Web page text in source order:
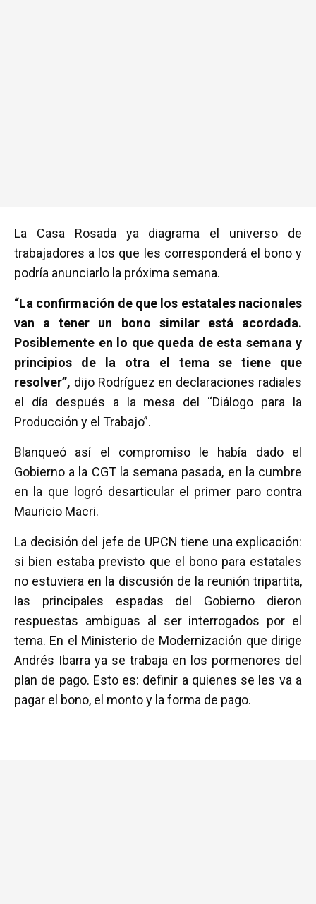
La Casa Rosada ya diagrama el universo de
trabajadores a los que les corresponderá el bono y
podría anunciarlo la próxima semana.
“La confirmación de que los estatales nacionales
van a tener un bono similar está acordada.
Posiblemente en lo que queda de esta semana y
principios de la otra el tema se tiene que
resolver”, dijo Rodríguez en declaraciones radiales
el día después a la mesa del “Diálogo para la
Producción y el Trabajo”.
Blanqueó así el compromiso le había dado el
Gobierno a la CGT la semana pasada, en la cumbre
en la que logró desarticular el primer paro contra
Mauricio Macri.
La decisión del jefe de UPCN tiene una explicación:
si bien estaba previsto que el bono para estatales
no estuviera en la discusión de la reunión tripartita,
las principales espadas del Gobierno dieron
respuestas ambiguas al ser interrogados por el
tema. En el Ministerio de Modernización que dirige
Andrés Ibarra ya se trabaja en los pormenores del
plan de pago. Esto es: definir a quienes se les va a
pagar el bono, el monto y la forma de pago.